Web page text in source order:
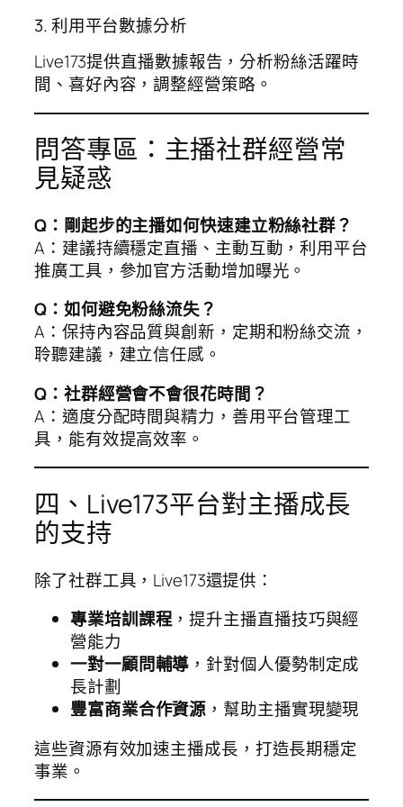
3. 利用平台數據分析
Live173提供直播數據報告，分析粉絲活躍時
間、喜好內容，調整經營策略。
問答專區：主播社群經營常
見疑惑
Q：剛起步的主播如何快速建立粉絲社群？
A：建議持續穩定直播、主動互動，利用平台
推廣工具，參加官方活動增加曝光。
Q：如何避免粉絲流失？
A：保持內容品質與創新，定期和粉絲交流，
聆聽建議，建立信任感。
Q：社群經營會不會很花時間？
A：適度分配時間與精力，善用平台管理工
具，能有效提高效率。
四、Live173平台對主播成長
的支持
除了社群工具，Live173還提供：
專業培訓課程，提升主播直播技巧與經
營能力
一對一顧問輔導 ，針對個人優勢制定成
長計劃
豐富商業合作資源 ，幫助主播實現變現
這些資源有效加速主播成長，打造長期穩定
事業。